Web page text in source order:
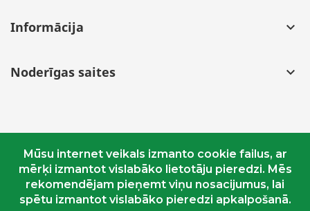
Mūsu internet veikals izmanto cookie failus, ar
mērķi izmantot vislabāko lietotāju pieredzi. Mēs
rekomendējam pieņemt viņu nosacijumus, lai
spētu izmantot vislabāko pieredzi apkalpošanā.
Informācija keyboard_arrow_down
Noderīgas saites keyboard_arrow_down
© Copyright 2018 - 2020 flavors.ltd. Visas tiesības
aizsargātas.